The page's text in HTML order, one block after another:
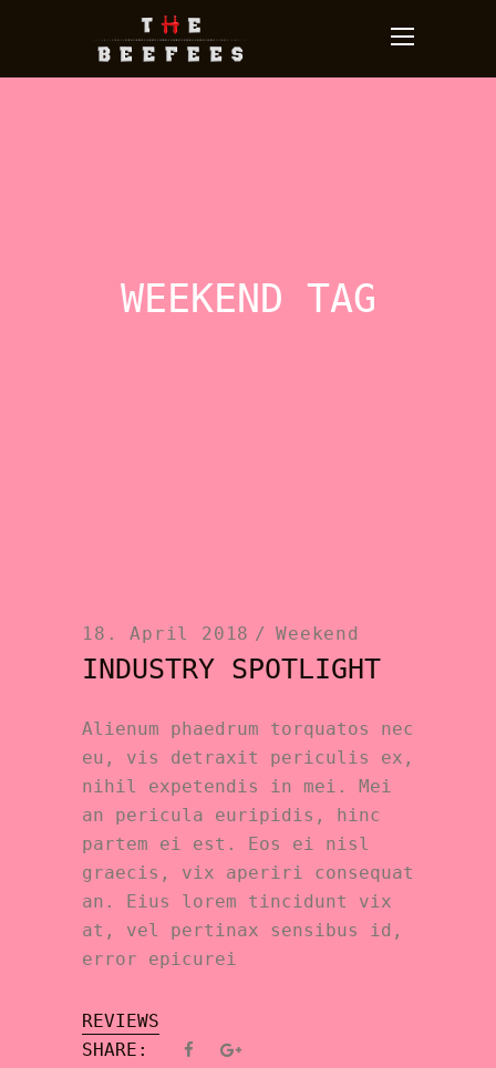
WEEKEND TAG
18. April 2018 Weekend
INDUSTRY SPOTLIGHT
Alienum phaedrum torquatos nec
eu, vis detraxit periculis ex,
nihil expetendis in mei. Mei
an pericula euripidis, hinc
partem ei est. Eos ei nisl
graecis, vix aperiri consequat
an. Eius lorem tincidunt vix
at, vel pertinax sensibus id,
error epicurei
REVIEWS
SHARE: